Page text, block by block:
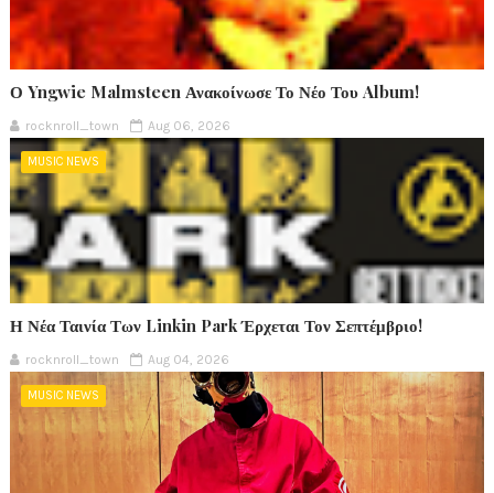
Ο Yngwie Malmsteen Ανακοίνωσε Το Νέο Του Album!
rocknroll_town Aug 06, 2026
MUSIC NEWS
Η Νέα Ταινία Των Linkin Park Έρχεται Τον Σεπτέμβριο!
rocknroll_town Aug 04, 2026
MUSIC NEWS